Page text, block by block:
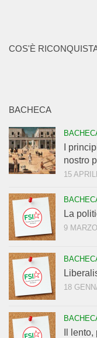
COS'È
BACHECA
I
nostro
15
La
9
18
Il